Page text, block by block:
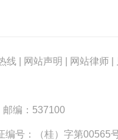
线 网站声明 网站律师
编：537100
编号：（桂）字第00565